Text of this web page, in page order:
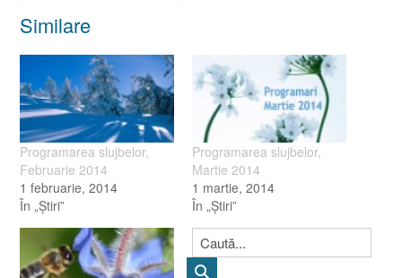
Similare
Programarea slujbelor,
Februarie 2014
1 februarie, 2014
În „Ştiri”
Programarea slujbelor,
Martie 2014
1 martie, 2014
În „Ştiri”